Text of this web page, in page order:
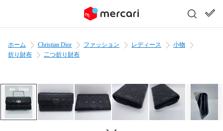
ホーム Christian Dior ファッション レディース
小物
折り財布
二つ折り財布